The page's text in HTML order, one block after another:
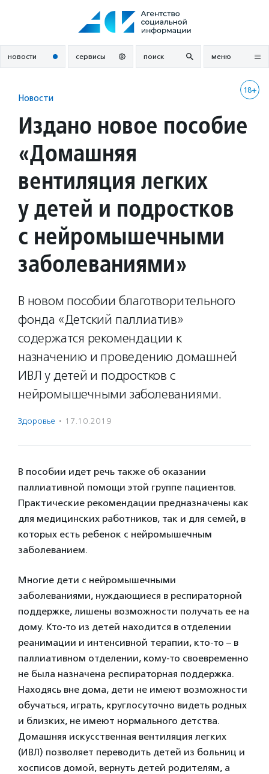
новости сервисы поиск меню
18+
Новости
Издано новое пособие
«Домашняя
вентиляция легких
у детей и подростков
с нейромышечными
заболеваниями»
В новом пособии благотворительного
фонда «Детский паллиатив»
содержатся рекомендации к
назначению и проведению домашней
ИВЛ у детей и подростков с
нейромышечными заболеваниями.
Здоровье · 17.10.2019
В пособии идет речь также об оказании
паллиативной помощи этой группе пациентов.
Практические рекомендации предназначены как
для медицинских работников, так и для семей, в
которых есть ребенок с нейромышечным
заболеванием.
Многие дети с нейромышечными
заболеваниями, нуждающиеся в респираторной
поддержке, лишены возможности получать ее на
дому. Кто-то из детей находится в отделении
реанимации и интенсивной терапии, кто-то – в
паллиативном отделении, кому-то своевременно
не была назначена респираторная поддержка.
Находясь вне дома, дети не имеют возможности
обучаться, играть, круглосуточно видеть родных
и близких, не имеют нормального детства.
Домашняя искусственная вентиляция легких
(ИВЛ) позволяет переводить детей из больниц и
хосписов домой, вернуть детей родителям, а